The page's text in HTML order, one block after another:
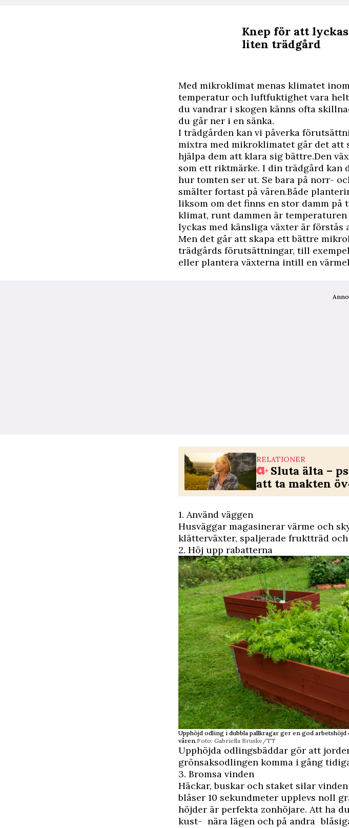
Knep för att
liten trädgård
Med mikroklimat menas klimatet
temperatur och luftfuktighet vara
du vandrar i skogen känns ofta
du går ner i en sänka.
I trädgården kan vi påverka
mixtra med mikroklimatet går det att
hjälpa dem att klara sig bättre.Den
som ett riktmärke. I din trädgård kan
hur tomten ser ut. Se bara på norr-
smälter fortast på våren.Både
liksom om det finns en stor damm på
klimat, runt dammen är
lyckas med känsliga växter är
Men det går att skapa ett bättre
trädgårds förutsättningar, till
eller plantera växterna intill en
RELATIONER
Sluta älta –
att ta makten
1. Använd väggen
Husväggar magasinerar värme och
klätterväxter, spaljerade fruktträd
2. Höj upp rabatterna
Upphöjd odling i dubbla pallkragar ger en god
våren.Foto: Gabriella Bruske/TT
Upphöjda odlingsbäddar gör att
grönsaksodlingen komma i gång
3. Bromsa vinden
Häckar, buskar och staket silar
blåser 10 sekundmeter upplevs noll
höjder är perfekta zonhöjare. Att ha
kust- nära lägen och på andra